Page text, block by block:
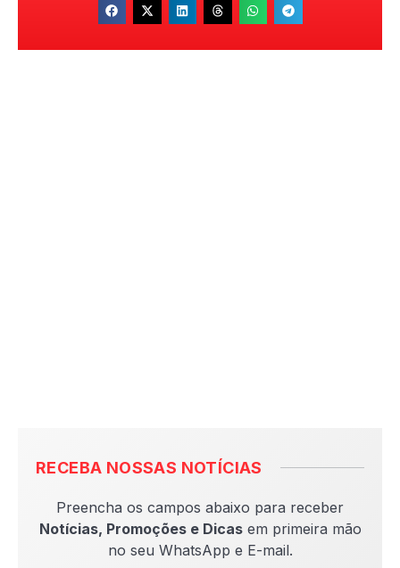
RECEBA NOSSAS NOTÍCIAS
Preencha os campos abaixo para receber
Notícias, Promoções e Dicasem primeira mão
no seu WhatsApp e E-mail.